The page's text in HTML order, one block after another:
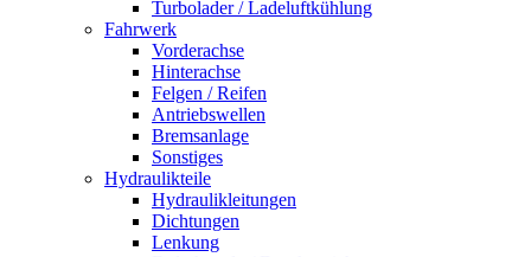
Turbolader / Ladeluftkühlung
Fahrwerk
Vorderachse
Hinterachse
Felgen / Reifen
Antriebswellen
Bremsanlage
Sonstiges
Hydraulikteile
Hydraulikleitungen
Dichtungen
Lenkung